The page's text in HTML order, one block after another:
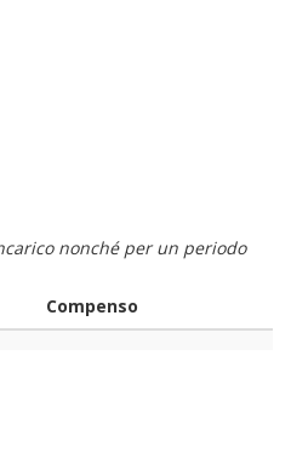
nonché per un periodo
Compenso